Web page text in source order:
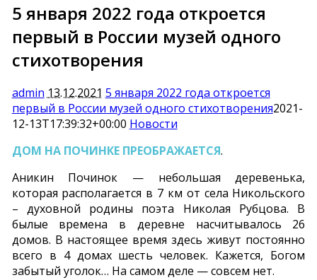
5 января 2022 года откроется
первый в России музей одного
стихотворения
admin 13.12.2021 5 января 2022 года откроется
первый в России музей одного стихотворения2021-
12-13T17:39:32+00:00 Новости
ДОМ НА ПОЧИНКЕ ПРЕОБРАЖАЕТСЯ.
Аникин Починок — небольшая деревенька,
которая располагается в 7 км от села Никольского
– духовной родины поэта Николая Рубцова. В
былые времена в деревне насчитывалось 26
домов. В настоящее время здесь живут постоянно
всего в 4 домах шесть человек. Кажется, Богом
забытый уголок… На самом деле — совсем нет.